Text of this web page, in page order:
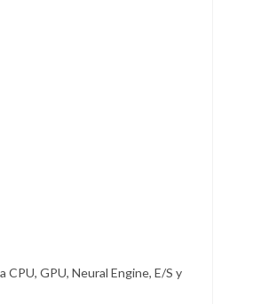
GPU, Neural Engine, E/S y